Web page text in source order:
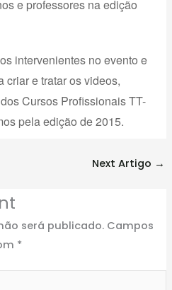
e professores na edição
intervenientes no evento e
criar e tratar os videos,
Cursos Profissionais TT-
pela edição de 2015.
Next Artigo →
será publicado. Campos
*